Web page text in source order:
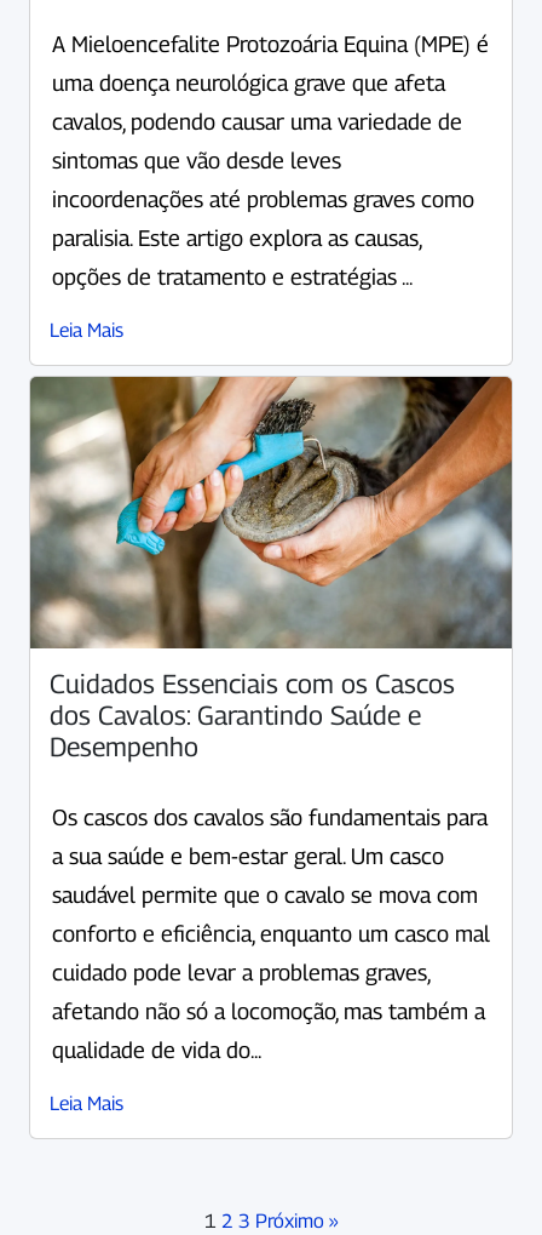
A Mieloencefalite Protozoária Equina (MPE) é
uma doença neurológica grave que afeta
cavalos, podendo causar uma variedade de
sintomas que vão desde leves
incoordenações até problemas graves como
paralisia. Este artigo explora as causas,
opções de tratamento e estratégias ...
Leia Mais
Cuidados Essenciais com os Cascos
dos Cavalos: Garantindo Saúde e
Desempenho
Os cascos dos cavalos são fundamentais para
a sua saúde e bem-estar geral. Um casco
saudável permite que o cavalo se mova com
conforto e eficiência, enquanto um casco mal
cuidado pode levar a problemas graves,
afetando não só a locomoção, mas também a
qualidade de vida do...
Leia Mais
1 2 3 Próximo »